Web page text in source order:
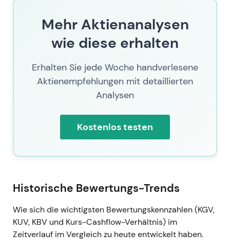
57,35 Mio. zurückgekaufte Aktien zu
durchschnittlich 34,87 €, Programmvolumen
Markteinschätzung: Die Kapitalstruktur hat
sich spürbar gestrafft; Investoren erwarten
nachhaltigen EPS-Rückenwind und dauerhafte
Technisch: Strukturelle Unterstützung
vorhanden; Konsolidierung mit Potenzial für
eine Trendfortsetzung nach oben, sofern
Das Unternehmen meldet einen starken
Jahresstart in Nordamerika und bestätigt die
Prognose; Auftragseingang sowie Service- und
Aftermarket-Trends stützen die kurzfristige
[48]
Mehr Aktienanalysen
wie diese erhalten
Erhalten Sie jede Woche handverlesene
Aktienempfehlungen mit detaillierten
Analysen
Kostenlos testen
Historische Bewertungs-Trends
Wie sich die wichtigsten Bewertungskennzahlen (KGV,
KUV, KBV und Kurs-Cashflow-Verhältnis) im
Zeitverlauf im Vergleich zu heute entwickelt haben.